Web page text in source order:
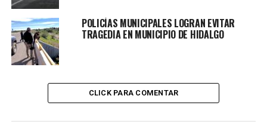
“Nosotros si aplicamos la prohibición de vender este
tipo de productos a menores de edad, pues, aunque no
somos expertos, sabemos que altera el sistema nervioso
y la presión, por lo que, si puede generar alguna
complicación en menores”, reconoció Adolfo Favela,
POLICÍAS MUNICIPALES LOGRAN EVITAR
TRAGEDIA EN MUNICIPIO DE HIDALGO
CLICK PARA COMENTAR